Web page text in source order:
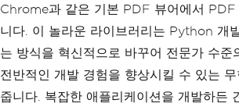
Chrome과 같은 기본 PDF 뷰어에서 PDF
니다. 이 놀라운 라이브러리는 Python 개
는 방식을 혁신적으로 바꾸어 전문가 수준
전반적인 개발 경험을 향상시킬 수 있는
줍니다. 복잡한 애플리케이션을 개발하든